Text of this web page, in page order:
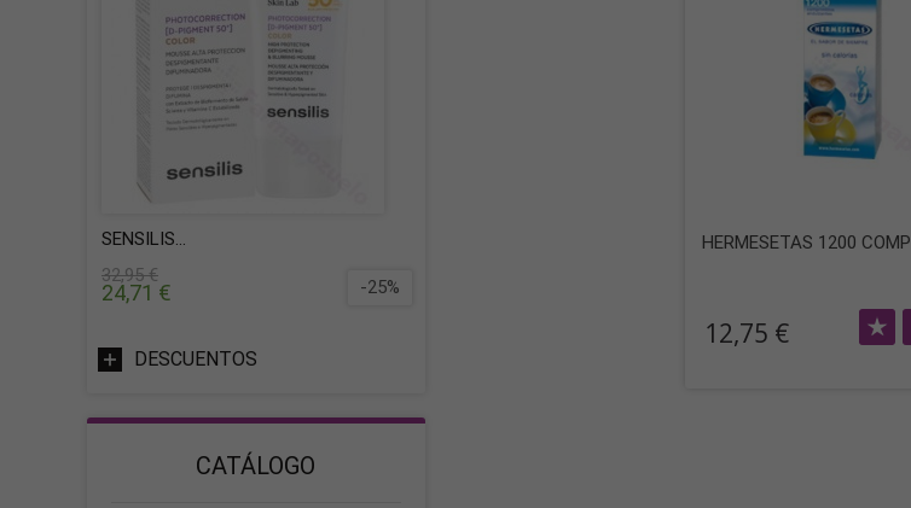
SENSILIS...
32,95 €
-25%
24,71 €
DESCUENTOS
CATÁLOGO
HERMESETAS 1200 COMP
12,75 €